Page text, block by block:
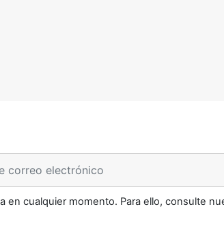
en cualquier momento. Para ello, consulte